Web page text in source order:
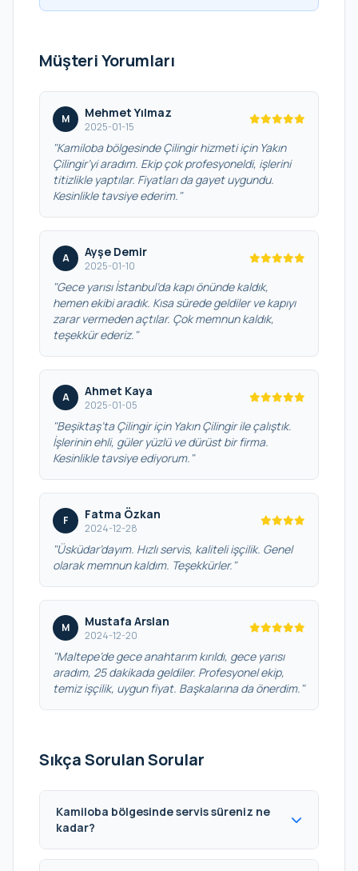
Müşteri Yorumları
M Mehmet Yılmaz
2025-01-15
"Kamiloba bölgesinde Çilingir hizmeti için Yakın
Çilingir’yi aradım. Ekip çok profesyoneldi, işlerini
titizlikle yaptılar. Fiyatları da gayet uygundu.
Kesinlikle tavsiye ederim."
A Ayşe Demir
2025-01-10
"Gece yarısı İstanbul’da kapı önünde kaldık,
hemen ekibi aradık. Kısa sürede geldiler ve kapıyı
zarar vermeden açtılar. Çok memnun kaldık,
teşekkür ederiz."
A Ahmet Kaya
2025-01-05
"Beşiktaş’ta Çilingir için Yakın Çilingir ile çalıştık.
İşlerinin ehli, güler yüzlü ve dürüst bir firma.
Kesinlikle tavsiye ediyorum."
F Fatma Özkan
2024-12-28
"Üsküdar’dayım. Hızlı servis, kaliteli işçilik. Genel
olarak memnun kaldım. Teşekkürler."
M Mustafa Arslan
2024-12-20
"Maltepe’de gece anahtarım kırıldı, gece yarısı
aradım, 25 dakikada geldiler. Profesyonel ekip,
temiz işçilik, uygun fiyat. Başkalarına da önerdim."
Sıkça Sorulan Sorular
Kamiloba bölgesinde servis süreniz ne
kadar?